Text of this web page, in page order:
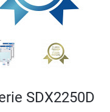
SDX2250D